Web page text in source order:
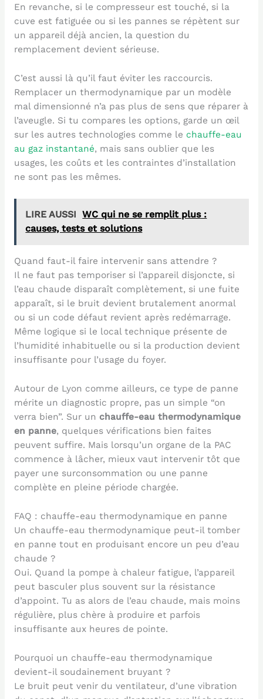
En revanche, si le compresseur est touché, si la
cuve est fatiguée ou si les pannes se répètent sur
un appareil déjà ancien, la question du
remplacement devient sérieuse.
C’est aussi là qu’il faut éviter les raccourcis.
Remplacer un thermodynamique par un modèle
mal dimensionné n’a pas plus de sens que réparer à
l’aveugle. Si tu compares les options, garde un œil
sur les autres technologies comme le chauffe-eau
au gaz instantané, mais sans oublier que les
usages, les coûts et les contraintes d’installation
ne sont pas les mêmes.
LIRE AUSSI WC qui ne se remplit plus :
causes, tests et solutions
Quand faut-il faire intervenir sans attendre ?
Il ne faut pas temporiser si l’appareil disjoncte, si
l’eau chaude disparaît complètement, si une fuite
apparaît, si le bruit devient brutalement anormal
ou si un code défaut revient après redémarrage.
Même logique si le local technique présente de
l’humidité inhabituelle ou si la production devient
insuffisante pour l’usage du foyer.
Autour de Lyon comme ailleurs, ce type de panne
mérite un diagnostic propre, pas un simple “on
verra bien”. Sur un chauffe-eau thermodynamique
en panne, quelques vérifications bien faites
peuvent suffire. Mais lorsqu’un organe de la PAC
commence à lâcher, mieux vaut intervenir tôt que
payer une surconsommation ou une panne
complète en pleine période chargée.
FAQ : chauffe-eau thermodynamique en panne
Un chauffe-eau thermodynamique peut-il tomber
en panne tout en produisant encore un peu d’eau
chaude ?
Oui. Quand la pompe à chaleur fatigue, l’appareil
peut basculer plus souvent sur la résistance
d’appoint. Tu as alors de l’eau chaude, mais moins
régulière, plus chère à produire et parfois
insuffisante aux heures de pointe.
Pourquoi un chauffe-eau thermodynamique
devient-il soudainement bruyant ?
Le bruit peut venir du ventilateur, d’une vibration